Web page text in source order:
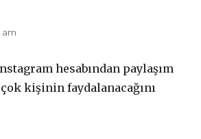
am
hesabından paylaşım
kişinin faydalanacağını